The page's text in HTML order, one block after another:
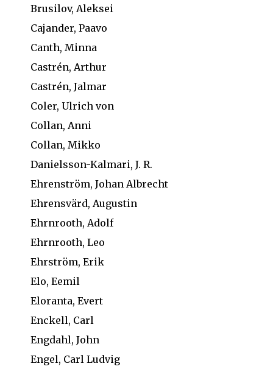
Brusilov, Aleksei
Cajander, Paavo
Canth, Minna
Castrén, Arthur
Castrén, Jalmar
Coler, Ulrich von
Collan, Anni
Collan, Mikko
Danielsson-Kalmari, J. R.
Ehrenström, Johan Albrecht
Ehrensvärd, Augustin
Ehrnrooth, Adolf
Ehrnrooth, Leo
Ehrström, Erik
Elo, Eemil
Eloranta, Evert
Enckell, Carl
Engdahl, John
Engel, Carl Ludvig